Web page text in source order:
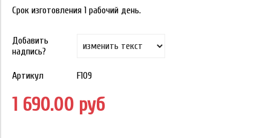
Срок изготовления 1 рабочий день.
Добавить
надпись?
Артикул F109
1 690.00 руб